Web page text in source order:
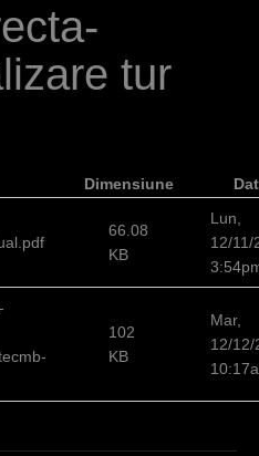
tur
Dimensiune
66.08
KB
Lun,
12/11/
102
KB
Mar,
12/12/